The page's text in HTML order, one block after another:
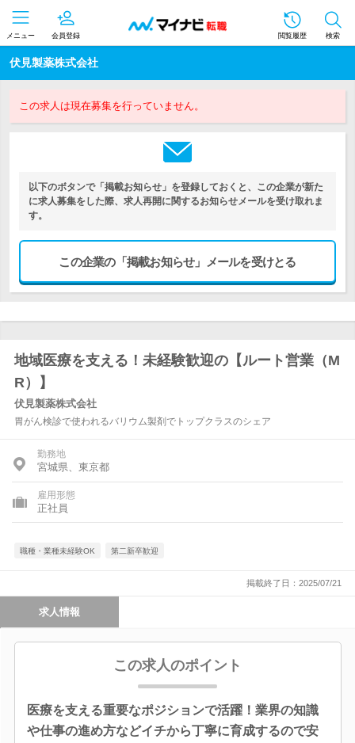
メニュー 会員登録 閲覧履歴 検索
伏見製薬株式会社
この求人は現在募集を行っていません。
以下のボタンで「掲載お知らせ」を登録しておくと、この企業が新た
に求人募集をした際、求人再開に関するお知らせメールを受け取れま
す。
この企業の「掲載お知らせ」メールを受けとる
地域医療を支える！未経験歓迎の【ルート営業（M
R）】
伏見製薬株式会社
胃がん検診で使われるバリウム製剤でトップクラスのシェア
勤務地
宮城県、東京都
雇用形態
正社員
職種・業種未経験OK 第二新卒歓迎
掲載終了日：2025/07/21
求人情報
この求人のポイント
医療を支える重要なポジションで活躍！業界の知識
や仕事の進め方などイチから丁寧に育成するので安